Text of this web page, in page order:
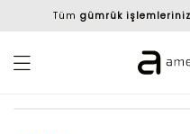
Tüm gümrük işlemleriniz